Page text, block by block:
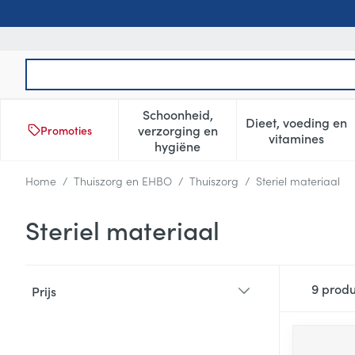
Promoties
Schoonheid,
verzorging en
hygiëne
Toon submenu voor
Dieet, voeding en
vitamines
Toon
Home / Thuiszorg en EHBO / Thuiszorg / Steriel materiaal
Steriel materiaal
Prijs
9